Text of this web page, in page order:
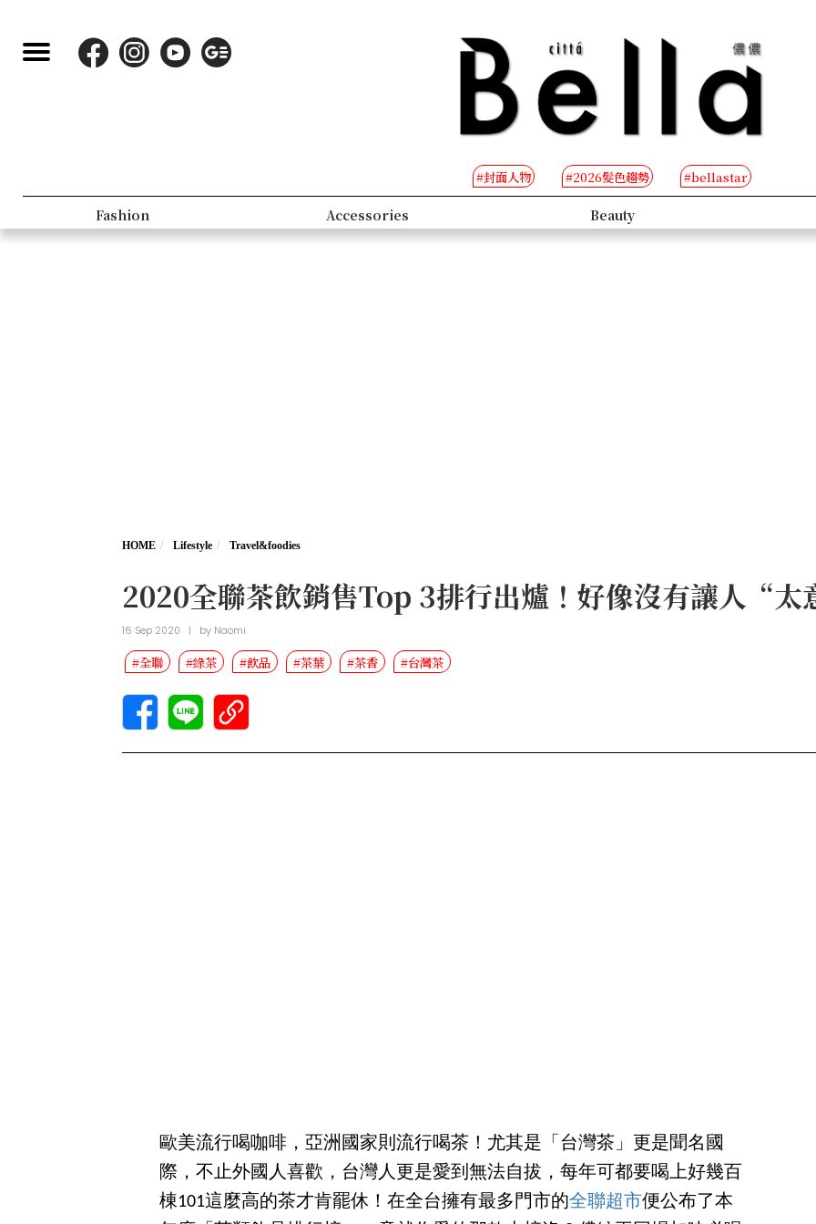
#封面人物 #2026髮色趨勢 #bellastar
Fashion Accessories Beauty
HOME Lifestyle Travel&foodies
2020全聯茶飲銷售Top 3排行出爐！好像沒有讓人“
16 Sep 2020 | by Naomi
#全聯 #綠茶 #飲品 #茶葉 #茶香 #台灣茶
歐美流行喝咖啡，亞洲國家則流行喝茶！尤其是「台灣茶」更是聞名國
際，不止外國人喜歡，台灣人更是愛到無法自拔，每年可都要喝上好幾百
棟101這麼高的茶才肯罷休！在全台擁有最多門市的全聯超市便公布了本